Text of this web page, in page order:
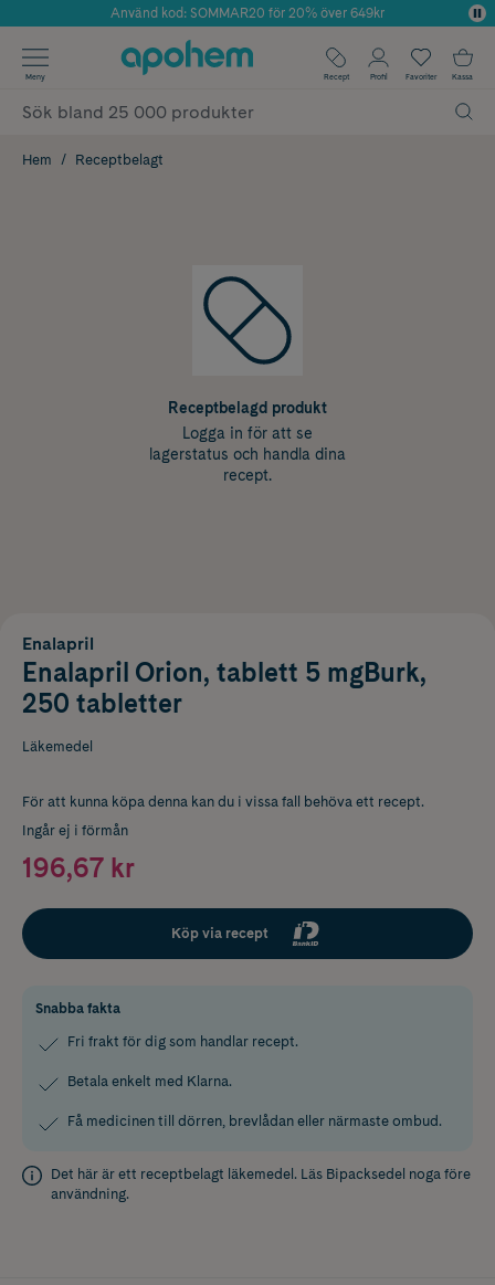
Använd kod: SOMMAR20 för 20% över 649kr
✓ Fri frakt
✓ Poäng på alla köp*
Meny Recept Profil Favoriter Kassa
Hem Receptbelagt
Receptbelagd produkt
Logga in för att se
lagerstatus och handla dina
recept.
Enalapril
Enalapril Orion, tablett 5 mgBurk,
250 tabletter
Läkemedel
För att kunna köpa denna kan du i vissa fall behöva ett recept.
Ingår ej i förmån
196,67 kr
Köp via recept
Snabba fakta
Fri frakt för dig som handlar recept.
Betala enkelt med Klarna.
Få medicinen till dörren, brevlådan eller närmaste ombud.
Det här är ett receptbelagt läkemedel. Läs Bipacksedel noga före
användning.